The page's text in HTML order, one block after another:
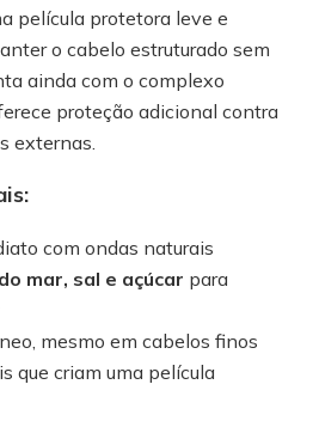
película protetora leve e
o cabelo estruturado sem
ainda com o complexo
proteção adicional contra
externas.
com ondas naturais
mar, sal e açúcar para
mesmo em cabelos finos
que criam uma película